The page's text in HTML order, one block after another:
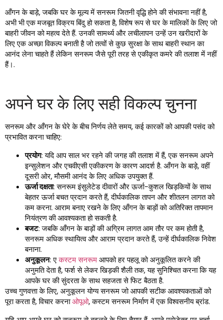
आँगन के बाड़े, जबकि घर के मूल्य में सनरूम जितनी वृद्धि होने की संभावना नहीं है,
अभी भी एक मजबूत विक्रय बिंदु हो सकता है, विशेष रूप से घर के मालिकों के लिए जो
बाहरी जीवन को महत्व देते हैं. उनकी सामर्थ्य और लचीलापन उन्हें उन खरीदारों के
लिए एक अच्छा विकल्प बनाती है जो तत्वों से कुछ सुरक्षा के साथ बाहरी स्थान का
आनंद लेना चाहते हैं लेकिन सनरूम जैसे पूरी तरह से एकीकृत कमरे की तलाश में नहीं
हैं।.
अपने घर के लिए सही विकल्प चुनना
सनरूम और आँगन के घेरे के बीच निर्णय लेते समय, कई कारकों को आपकी पसंद को
प्रभावित करना चाहिए:
प्रयोग: यदि आप साल भर रहने की जगह की तलाश में हैं, एक सनरूम अपने
इन्सुलेशन और एचवीएसी एकीकरण के कारण आदर्श है. आँगन के बाड़े, वहीं
दूसरी ओर, मौसमी आनंद के लिए अधिक उपयुक्त हैं.
ऊर्जा दक्षता: सनरूम इंसुलेटेड दीवारों और ऊर्जा-कुशल खिड़कियों के साथ
बेहतर ऊर्जा बचत प्रदान करते हैं, दीर्घकालिक तापन और शीतलन लागत को
कम करना. आराम बनाए रखने के लिए आँगन के बाड़ों को अतिरिक्त तापमान
नियंत्रण की आवश्यकता हो सकती है.
बजट: जबकि आँगन के बाड़ों की अग्रिम लागत आम तौर पर कम होती है,
सनरूम अधिक स्थायित्व और आराम प्रदान करते हैं, उन्हें दीर्घकालिक निवेश
बनाना.
अनुकूलन: एकस्टम सनरूमआपको हर पहलू को अनुकूलित करने की
अनुमति देता है, फर्श से लेकर खिड़की शैली तक, यह सुनिश्चित करना कि यह
आपके घर की सुंदरता के साथ सहजता से फिट बैठता है.
उच्च गुणवत्ता के लिए, अनुकूलन योग्य सनरूम जो आपकी सटीक आवश्यकताओं को
पूरा करता है, विचार करनाओपूओ, कस्टम सनरूम निर्माण में एक विश्वसनीय ब्रांड.